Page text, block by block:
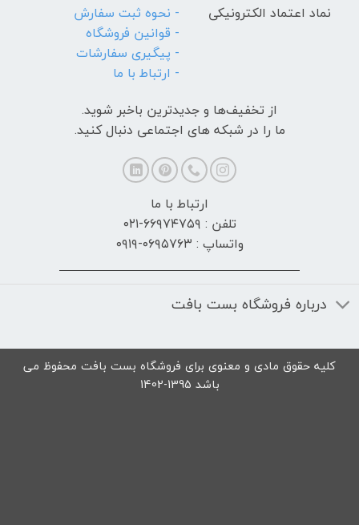
نماد اعتماد الکترونیکی
- نحوه ثبت سفارش
- قوانین فروشگاه
- پیگیری سفارشات
- ارتباط با ما
از تخفیف‌ها و جدیدترین‌ باخبر شوید.
ما را در شبکه های اجتماعی دنبال کنید.
ارتباط با ما
تلفن : ۶۶۹۷۴۷۵۹-۰۲۱
واتساپ : ۰۶۹۵۷۶۳-۰۹۱۹
درباره فروشگاه بست بافت
کلیه حقوق مادی و معنوی برای فروشگاه بست بافت محفوظ می
باشد 1395-1402